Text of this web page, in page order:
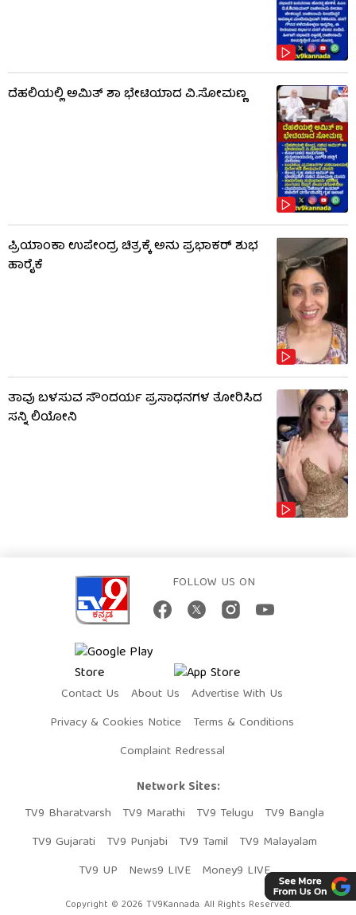
ದೆಹಲಿಯಲ್ಲಿ ಅಮಿತ್ ಶಾ ಭೇಟಿಯಾದ ವಿ.ಸೋಮಣ್ಣ
ಪ್ರಿಯಾಂಕಾ ಉಪೇಂದ್ರ ಚಿತ್ರಕ್ಕೆ ಅನು ಪ್ರಭಾಕರ್ ಶುಭ
ಹಾರೈಕೆ
ತಾವು ಬಳಸುವ ಸೌಂದರ್ಯ ಪ್ರಸಾಧನಗಳ ತೋರಿಸಿದ
ಸನ್ನಿ ಲಿಯೋನಿ
FOLLOW US ON
Contact Us About Us
Advertise With Us
Privacy & Cookies Notice
Terms & Conditions
Complaint Redressal
Network Sites:
TV9 Bharatvarsh
TV9 Marathi TV9 Telugu
TV9 Bangla
TV9 Gujarati
TV9 Punjabi TV9 Tamil
TV9 Malayalam
TV9 UP
News9 LIVE Money9 LIVE
Copyright © 2026 TV9Kannada. All Rights Reserved.